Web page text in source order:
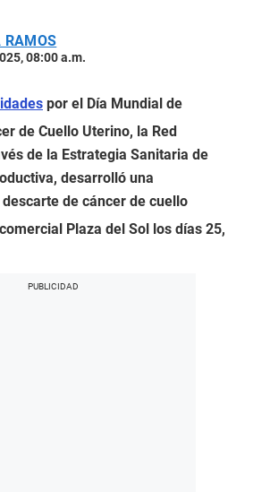
RAMOS
08:00 a.m.
por el Día Mundial de
de Cuello Uterino, la Red
de la Estrategia Sanitaria de
desarrolló una
descarte de cáncer de cuello
Plaza del Sol los días 25,